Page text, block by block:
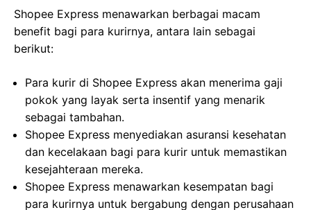
Shopee Express menawarkan berbagai macam
benefit bagi para kurirnya, antara lain sebagai
berikut:
Para kurir di Shopee Express akan menerima gaji
pokok yang layak serta insentif yang menarik
sebagai tambahan.
Shopee Express menyediakan asuransi kesehatan
dan kecelakaan bagi para kurir untuk memastikan
kesejahteraan mereka.
Shopee Express menawarkan kesempatan bagi
para kurirnya untuk bergabung dengan perusahaan